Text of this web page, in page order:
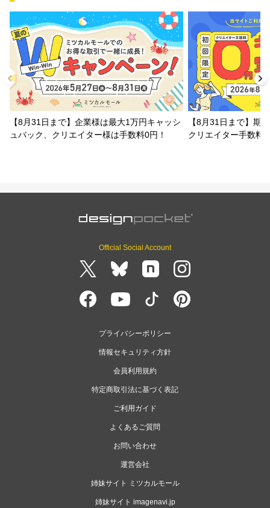
【8月31日まで】企業様は最大1万円キャッシ
ュバック、クリエイター様は手数料0円！
【8月31日まで】期
クリエイター手数料
Official Social Account
プライバシーポリシー
情報セキュリティ方針
会員利用規約
特定商取引法に基づく表記
ご利用ガイド
よくあるご質問
お問い合わせ
運営会社
姉妹サイト ミツカルモール
姉妹サイト imagenavi.jp